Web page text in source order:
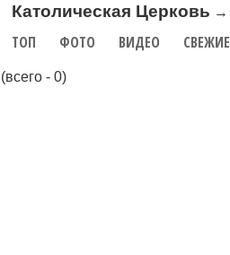
Католическая Церковь →
ТОП ФОТО ВИДЕО СВЕЖИЕ
(всего - 0)